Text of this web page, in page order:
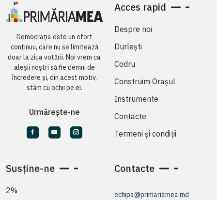
Democrația este un efort
continuu, care nu se limitează
doar la ziua votării. Noi vrem ca
aleșii noștri să fie demni de
încredere și, din acest motiv,
stăm cu ochii pe ei.
Urmărește-ne
Acces rapid
Despre noi
Durlești
Codru
Construim Orașul
Instrumente
Contacte
Termeni și condiții
Susține-ne
2%
Contacte
echipa@primariamea.md